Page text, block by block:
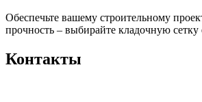
Обеспечьте вашему строительному
прочность – выбирайте кладочную сетку
Контакты